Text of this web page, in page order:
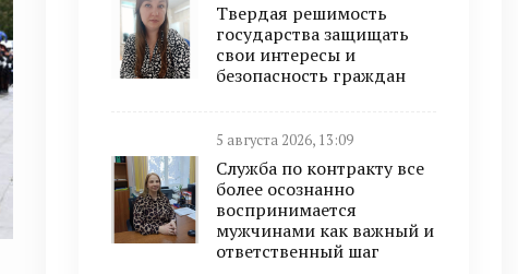
Твердая решимость
государства защищать
свои интересы и
безопасность граждан
5 августа 2026, 13:09
Служба по контракту все
более осознанно
воспринимается
мужчинами как важный и
ответственный шаг